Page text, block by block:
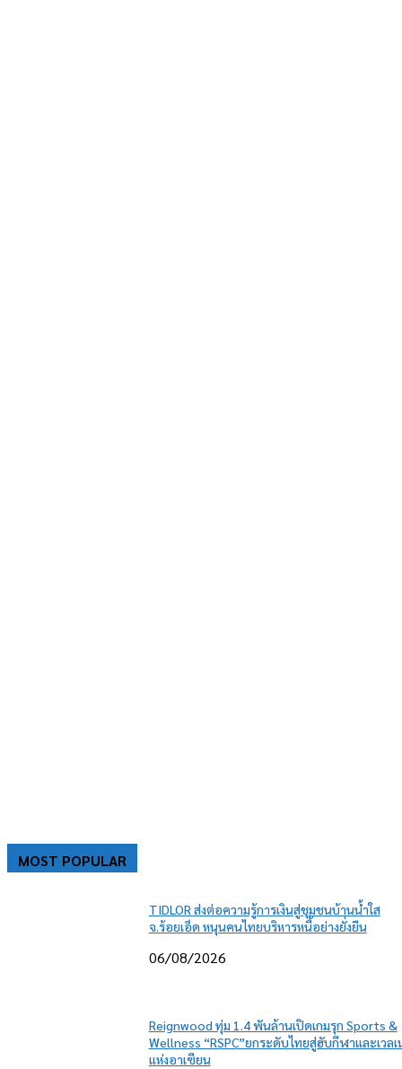
MOST POPULAR
TIDLOR ส่งต่อความรู้การเงินสู่ชุมชนบ้านน้ำใส
จ.ร้อยเอ็ด หนุนคนไทยบริหารหนี้อย่างยั่งยืน
06/08/2026
Reignwood ทุ่ม 1.4 พันล้านเปิดเกมรุก Sports &
Wellness “RSPC”ยกระดับไทยสู่ฮับกีฬาและเวลเ
แห่งอาเซียน